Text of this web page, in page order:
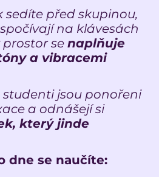
sedíte před skupinou,
na klávesách
se naplňuje
a vibracemi
studenti jsou ponořeni
a odnášejí si
který jinde
dne se naučíte: